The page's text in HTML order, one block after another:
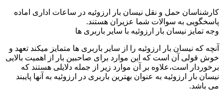
کارشناسان حمل و نقل نیسان بار ارزوئیه در ساعات اداری اماده
پاسخگویی به سوالات شما عزیران هستند.
وجه تمایز نیسان بار ارزوئیه با سایر باربری ها
آنچه که نیسان بار ارزوئیه را از سایر باربری ها متمایز میکند تعهد و
خوش قولی آن است که این موارد برای صاحبین بار از اهمیت بالایی
برخوردار است،علاوه بر آن موارد زیر از جمله دلایلی هستند که
نیسان بار ارزوئیه به عنوان بهترین باربری در ارزوئیه به آنها پایبند
می باشد.